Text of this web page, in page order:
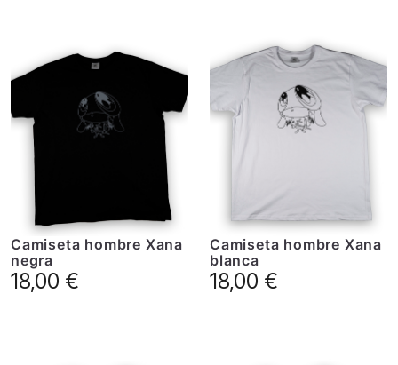
Camiseta hombre Xana
negra
18,00 €
Camiseta hombre Xana
blanca
18,00 €